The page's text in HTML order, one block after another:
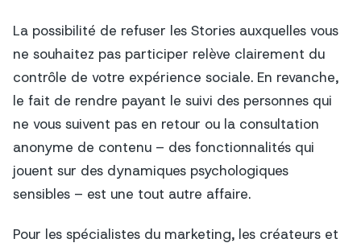
La possibilité de refuser les Stories auxquelles vous
ne souhaitez pas participer relève clairement du
contrôle de votre expérience sociale. En revanche,
le fait de rendre payant le suivi des personnes qui
ne vous suivent pas en retour ou la consultation
anonyme de contenu – des fonctionnalités qui
jouent sur des dynamiques psychologiques
sensibles – est une tout autre affaire.
Pour les spécialistes du marketing, les créateurs et